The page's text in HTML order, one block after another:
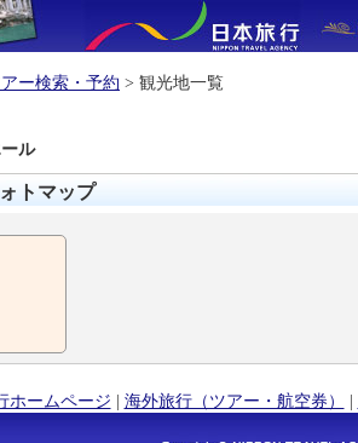
ー検索・予約 > 観光地一覧
ル
トマップ
ホームページ | 海外旅行（ツアー・航空券） |